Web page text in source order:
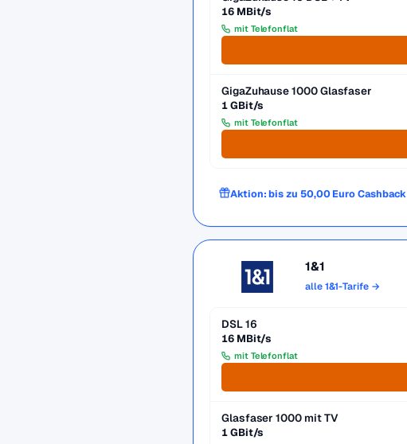
16 MBit/s
mit Telefonflat
GigaZuhause 1000 Glasfaser
1 GBit/s
mit Telefonflat
Aktion: bis zu 50,00 Euro Cashback
1&1
alle 1&1-Tarife →
DSL 16
16 MBit/s
mit Telefonflat
Glasfaser 1000 mit TV
1 GBit/s